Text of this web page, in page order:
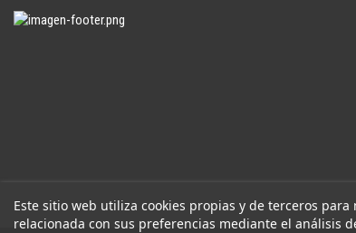
Este sitio web utiliza cookies propias y de terceros
relacionada con sus preferencias mediante el análisis